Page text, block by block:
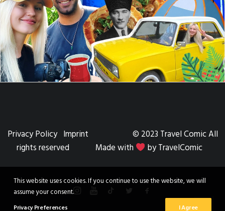
Privacy Policy Imprint © 2023 Travel Comic All
rights reserved Made with
by TravelComic
This website uses cookies. If you continue to use the website, we will
assume your consent.
Privacy Preferences I Agree